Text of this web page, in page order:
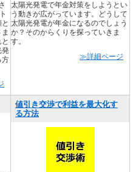
発
方
太陽光発電で年金対策をしようとい
う動きが広がっています。どうして
太陽光発電が年金になるのでしょう
か？そのからくりを探っていきま
す。
≫詳細ページ
値引き交渉で利益を最大化す
る方法